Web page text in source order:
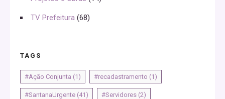
TV Prefeitura (68)
TAGS
#Ação Conjunta (1) #recadastramento (1)
#SantanaUrgente (41) #Servidores (2)